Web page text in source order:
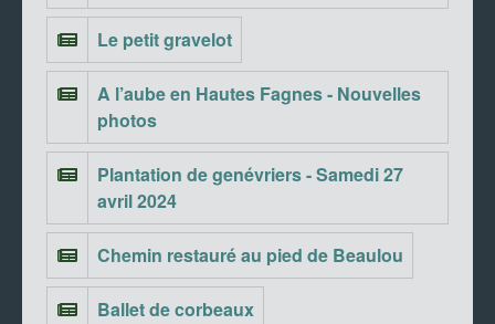
Le petit gravelot
A l’aube en Hautes Fagnes - Nouvelles
photos
Plantation de genévriers - Samedi 27
avril 2024
Chemin restauré au pied de Beaulou
Ballet de corbeaux